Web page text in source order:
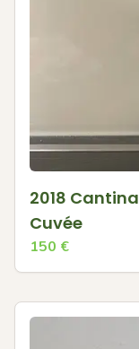
2018
Cuvée
150 €